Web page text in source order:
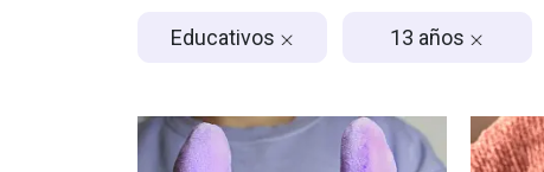
Educativos 13 años